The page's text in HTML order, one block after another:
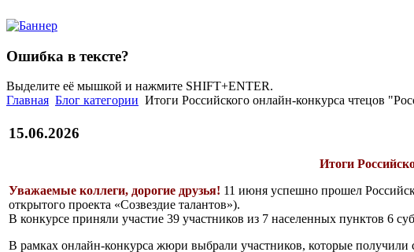
Ошибка в тексте?
Выделите её мышкой и нажмите SHIFT+ENTER.
Главная Блог категории Итоги Российского онлайн-конкурса чтецов
15.06.2026
Итоги
Уважаемые коллеги, дорогие друзья! 11 июня успешно прошел
открытого проекта «Созвездие талантов»).
В конкурсе приняли участие 39 участников из 7 населенных пунктов 6
В рамках онлайн-конкурса жюри выбрали участников, которые получили